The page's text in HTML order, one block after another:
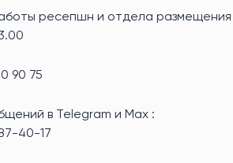
ресепшн и отдела размещения
90 75
в Telegram и Max :
40-17